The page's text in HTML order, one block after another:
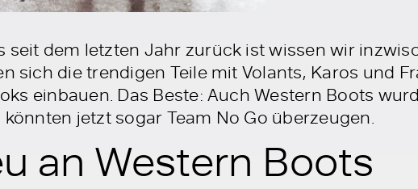
seit dem letzten Jahr zurück ist wissen wir
sich die trendigen Teile mit Volants, Karos und
einbauen. Das Beste: Auch Western Boots
jetzt sogar Team No Go überzeugen.
an Western Boots